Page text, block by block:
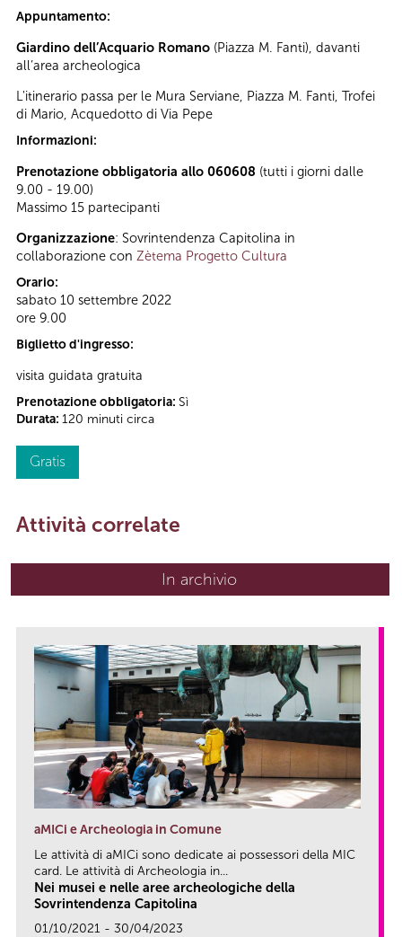
Appuntamento:
Giardino dell’Acquario Romano (Piazza M. Fanti), davanti
all’area archeologica
L'itinerario passa per le Mura Serviane, Piazza M. Fanti, Trofei
di Mario, Acquedotto di Via Pepe
Informazioni:
Prenotazione obbligatoria allo 060608 (tutti i giorni dalle
9.00 - 19.00)
Massimo 15 partecipanti
Organizzazione: Sovrintendenza Capitolina in
collaborazione con Zètema Progetto Cultura
Orario:
sabato 10 settembre 2022
ore 9.00
Biglietto d'ingresso:
visita guidata gratuita
Prenotazione obbligatoria: Sì
Durata: 120 minuti circa
Gratis
Attività correlate
In archivio
aMICi e Archeologia in Comune
Le attività di aMICi sono dedicate ai possessori della MIC
card. Le attività di Archeologia in...
Nei musei e nelle aree archeologiche della
Sovrintendenza Capitolina
01/10/2021 - 30/04/2023